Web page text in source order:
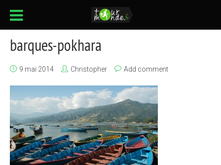
barques-pokhara
9 mai 2014 Christopher Add comment